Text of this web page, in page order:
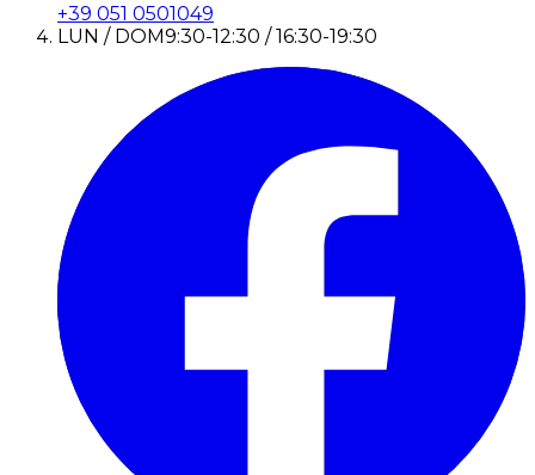
+39 051 0501049
LUN / DOM9:30-12:30 / 16:30-19:30